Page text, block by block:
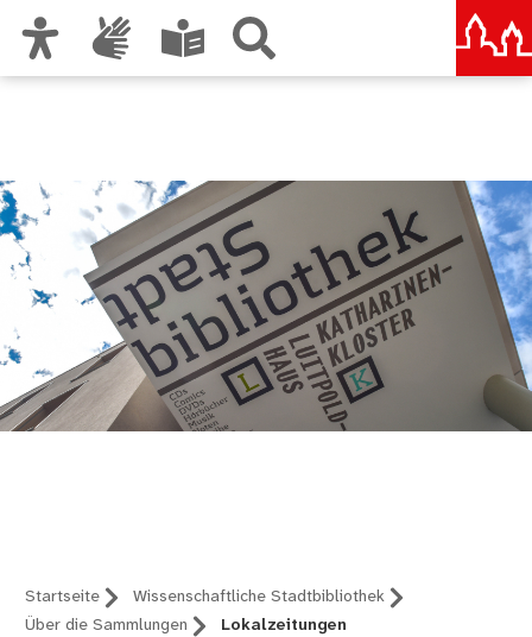
Startseite
Wissenschaftliche Stadtbibliothek
Über die Sammlungen
Lokalzeitungen